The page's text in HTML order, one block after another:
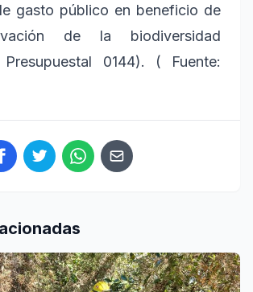
gasto público en beneficio de
de la biodiversidad
Presupuestal 0144). ( Fuente: